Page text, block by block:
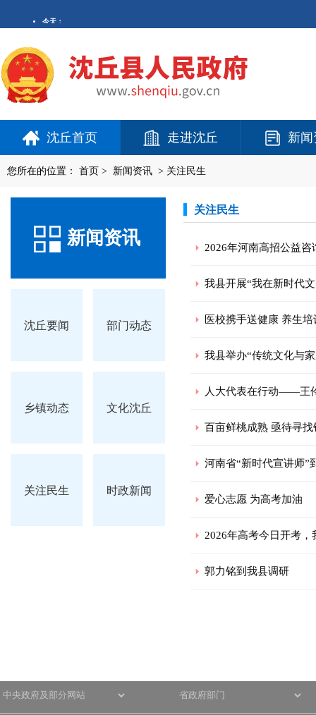
沈丘首页 走进沈丘 新
您所在的位置： 首页 > 新闻资讯 > 关注民生
新闻资讯
沈丘要闻 部门动态
乡镇动态 文化沈丘
关注民生 时政新闻
关注民生
2026年河南高招公益咨
我县开展“我在新时代
医校携手送健康 养生
我县举办“传统文化与
人大代表在行动——王
百亩鲜桃成熟 亟待寻找
河南省“新时代宣讲师”
爱心志愿 为高考加油
2026年高考今日开考
郭力铭到我县调研